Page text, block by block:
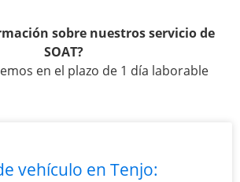
sobre nuestros servicio de
SOAT?
en el plazo de 1 día laborable
vehículo en Tenjo: